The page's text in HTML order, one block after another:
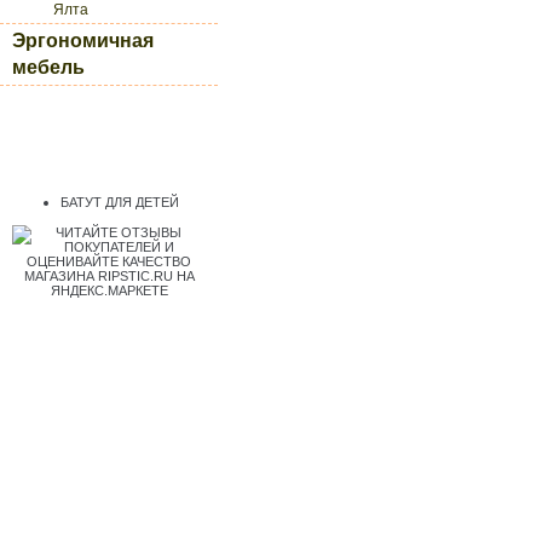
Ялта
Эргономичная
мебель
БАТУТ ДЛЯ ДЕТЕЙ